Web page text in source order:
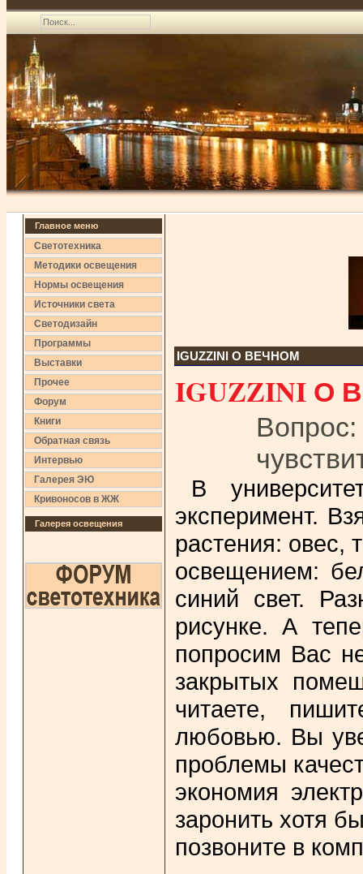
Главное меню
Светотехника
Методики освещения
Нормы освещения
Источники света
Светодизайн
Программы
Выставки
Прочее
Форум
Книги
Обратная связь
Интервью
Галерея ЭЮ
Кривоносов в ЖЖ
Галерея освещения
IGUZZINI О ВЕЧНОМ
IGUZZINI О
В
эксперимент.
растения: овес,
освещением:
синий свет.
рисунке. А
попросим Вас
закрытых
читаете,
любовью. Вы
проблемы
экономия
заронить хотя
позвоните в